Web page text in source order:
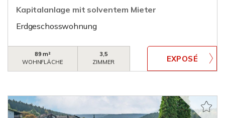
Kapitalanlage mit solventem Mieter
Erdgeschosswohnung
89 m²
WOHNFLÄCHE
3,5
ZIMMER